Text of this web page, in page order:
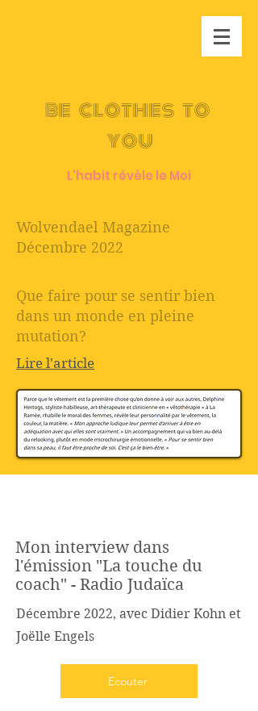
be clothes to
you
L'habit révèle le Moi
Wolvendael Magazine
Décembre 2022
Que faire pour se sentir bien
dans un monde en pleine
mutation?
Lire l'article
Mon interview dans
l'émission "La touche du
coach" - Radio Judaïca
Décembre 2022, avec Didier Kohn et
Joëlle Engels
Ecouter